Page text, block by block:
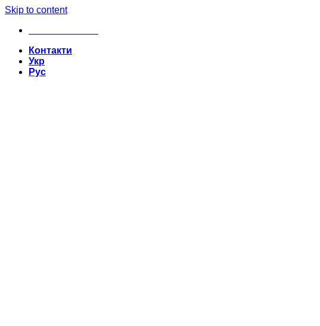
Skip to content
Контакти
Укр
Рус